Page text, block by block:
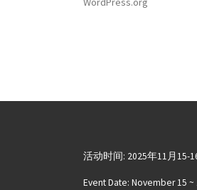
活动时间: 2025年11月15-
Event Date: November 15 ~